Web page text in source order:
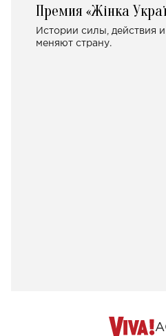
Премия «Жінка
Истории силы, действия
меняют страну.